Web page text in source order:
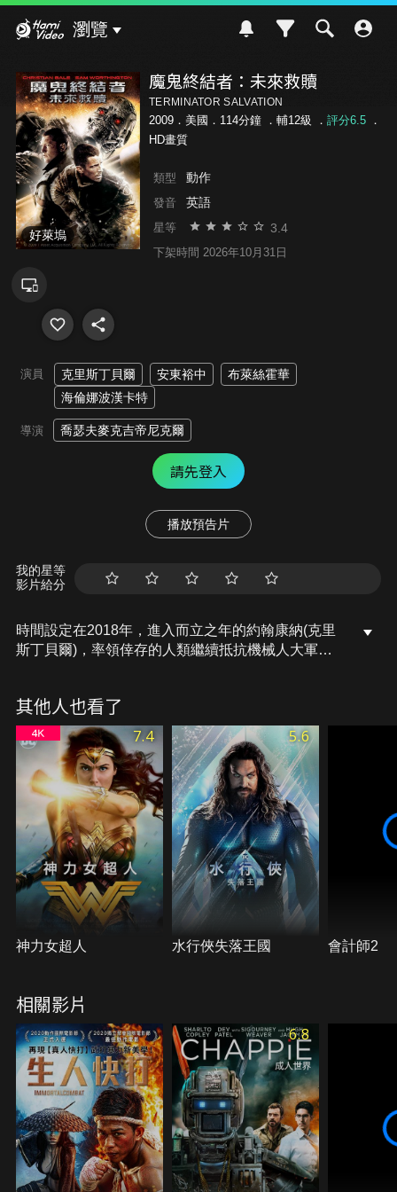
瀏覽
好萊塢
魔鬼終結者：未來救贖
TERMINATOR SALVATION
2009．美國．114分鐘 ． 輔12級 ． 評分6.5．
HD畫質
類型 動作
發音 英語
星等 3.4
下架時間 2026年10月31日
演員 克里斯丁貝爾 安東裕中
布萊絲霍華
海倫娜波漢卡特
導演 喬瑟夫麥克吉帝尼克爾
請先登入
播放預告片
我的星等
影片給分
時間設定在2018年，進入而立之年的約翰康納(克里
斯丁貝爾)，率領倖存的人類繼續抵抗機械人大軍。
人的最後記憶是身處於死囚牢籠中。康納必須判斷出
馬可仕究竟是從未來派來的刺客，還是從過去被拯救
出來的平凡人。為了找到答案，兩人一起潛入了天網
衛星的操作中心，挖掘潛藏在人類毀滅危機背後的驚
人秘密。
其他人也看了
7.4
神力女超人
5.6
水行俠失落王國 會計師2
相關影片
6.8